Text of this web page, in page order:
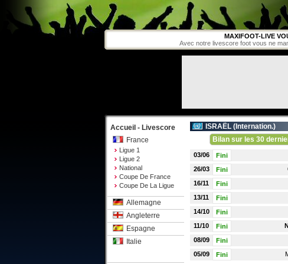
MAXIFOOT-LIVE
Avec notre livescore foot vous ne
Accueil - Livescore
France
Ligue 1
Ligue 2
National
Coupe De France
Coupe De La Ligue
Allemagne
Angleterre
Espagne
Italie
ISRAËL ( Internation.)
Bilan sur les 30
03/06 Fini
26/03 Fini
16/11 Fini
13/11 Fini
14/10 Fini
11/10 Fini
08/09 Fini
05/09 Fini